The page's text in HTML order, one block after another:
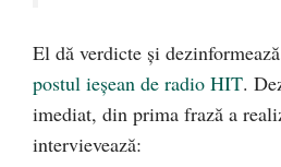
El dă verdicte și
postul ieșean de radio HIT.
imediat, din prima frază a
intervievează: